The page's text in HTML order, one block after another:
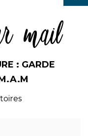
mail
: GARDE